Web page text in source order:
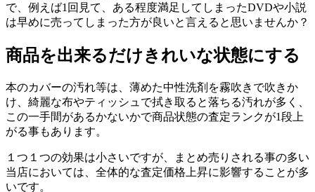
で、例えば1回見て、ある程度満足してしまったDVDや小説
は早めに売ってしまった方が良いと言えると思いませんか？
商品を出来るだけきれいな状態にする
本のカバーの汚れ等は、薄めた中性洗剤を霧吹きで吹きか
け、綺麗な布やティッシュで拭き取ると落ちる汚れが多く、
この一手間があるかないかで商品状態の査定ランクが1段上
がる事もあります。
１つ１つの効果は小さいですが、まとめ売りされる事の多い
当店においては、全体的な査定価格上昇に影響することが多
いです。